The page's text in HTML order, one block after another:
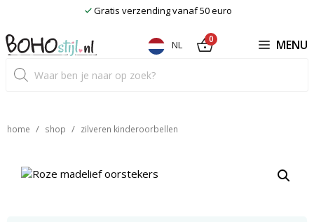
de
inhoud
Gratis verzending vanaf 50 euro
zoeken
NL 0 MENU
home / shop / zilveren kinderoorbellen